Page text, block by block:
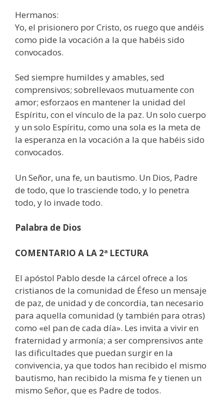
Hermanos:
Yo, el prisionero por Cristo, os ruego que andéis
como pide la vocación a la que habéis sido
convocados.
Sed siempre humildes y amables, sed
comprensivos; sobrellevaos mutuamente con
amor; esforzaos en mantener la unidad del
Espíritu, con el vínculo de la paz. Un solo cuerpo
y un solo Espíritu, como una sola es la meta de
la esperanza en la vocación a la que habéis sido
convocados.
Un Señor, una fe, un bautismo. Un Dios, Padre
de todo, que lo trasciende todo, y lo penetra
todo, y lo invade todo.
Palabra de Dios
COMENTARIO A LA 2ª LECTURA
El apóstol Pablo desde la cárcel ofrece a los
cristianos de la comunidad de Éfeso un mensaje
de paz, de unidad y de concordia, tan necesario
para aquella comunidad (y también para otras)
como «el pan de cada día». Les invita a vivir en
fraternidad y armonía; a ser comprensivos ante
las dificultades que puedan surgir en la
convivencia, ya que todos han recibido el mismo
bautismo, han recibido la misma fe y tienen un
mismo Señor, que es Padre de todos.